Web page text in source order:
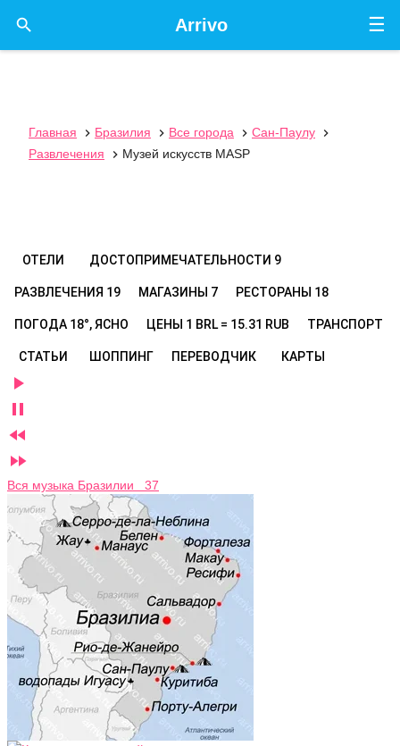
☰
Arrivo

Главная  Бразилия  Все города  Сан-Паулу

Развлечения
 Музей искусств MASP
ОТЕЛИ ДОСТОПРИМЕЧАТЕЛЬНОСТИ 9
РАЗВЛЕЧЕНИЯ 19 МАГАЗИНЫ 7 РЕСТОРАНЫ 18
ПОГОДА 18°, ЯСНО ЦЕНЫ 1 BRL = 15.31 RUB ТРАНСПОРТ
СТАТЬИ ШОППИНГ ПЕРЕВОДЧИК КАРТЫ




Вся музыка Бразилии 37